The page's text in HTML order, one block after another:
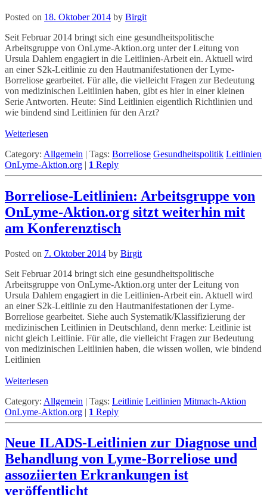
Posted on 18. Oktober 2014 by Birgit
Seit Februar 2014 bringt sich eine gesundheitspolitische
Arbeitsgruppe von OnLyme-Aktion.org unter der Leitung von
Ursula Dahlem engagiert in die Leitlinien-Arbeit ein. Aktuell wird
an einer S2k-Leitlinie zu den Hautmanifestationen der Lyme-
Borreliose gearbeitet. Für alle, die vielleicht Fragen zur Bedeutung
von medizinischen Leitlinien haben, gibt es hier in einer kleinen
Serie Antworten. Heute: Sind Leitlinien eigentlich Richtlinien und
wie bindend sind Leitlinien für den Arzt?
Weiterlesen
Category: Allgemein | Tags: Borreliose Gesundheitspolitik Leitlinien
OnLyme-Aktion.org | 1 Reply
Borreliose-Leitlinien: Arbeitsgruppe von
OnLyme-Aktion.org sitzt weiterhin mit
am Konferenztisch
Posted on 7. Oktober 2014 by Birgit
Seit Februar 2014 bringt sich eine gesundheitspolitische
Arbeitsgruppe von OnLyme-Aktion.org unter der Leitung von
Ursula Dahlem engagiert in die Leitlinien-Arbeit ein. Aktuell wird
an einer S2k-Leitlinie zu den Hautmanifestationen der Lyme-
Borreliose gearbeitet. Siehe auch Systematik/Klassifizierung der
medizinischen Leitlinien in Deutschland, denn merke: Leitlinie ist
nicht gleich Leitlinie. Für alle, die vielleicht Fragen zur Bedeutung
von medizinischen Leitlinien haben, die wissen wollen, wie bindend
Leitlinien
Weiterlesen
Category: Allgemein | Tags: Leitlinie Leitlinien Mitmach-Aktion
OnLyme-Aktion.org | 1 Reply
Neue ILADS-Leitlinien zur Diagnose und
Behandlung von Lyme-Borreliose und
assoziierten Erkrankungen ist
veröffentlicht